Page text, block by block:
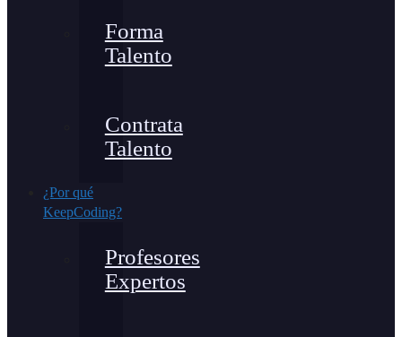
Forma
Talento
Contrata
Talento
¿Por qué
KeepCoding?
Profesores
Expertos